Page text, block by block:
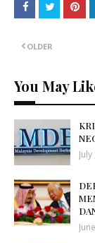
OLDER
You May